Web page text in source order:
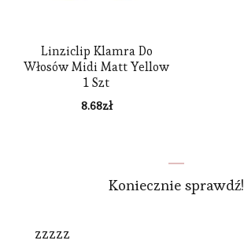
Linziclip Klamra Do
Włosów Midi Matt Yellow
1 Szt
8.68zł
Koniecznie sprawdź!
zzzzz